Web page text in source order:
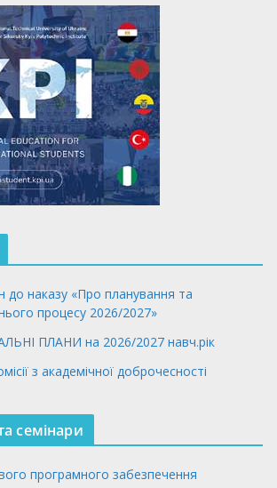
до наказу «Про планування та
процесу 2026/2027»
ПЛАНИ на 2026/2027 навч.рік
з академічної доброчесності
семінари
програмного забезпечення